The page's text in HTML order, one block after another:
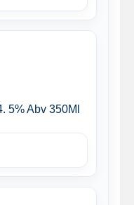
5% Abv 350Ml